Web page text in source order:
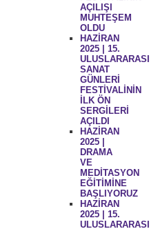
AÇILIŞI
MUHTEŞEM
OLDU
HAZİRAN
2025 | 15.
ULUSLARARASI
SANAT
GÜNLERİ
FESTİVALİNİN
İLK ÖN
SERGİLERİ
AÇILDI
HAZİRAN
2025 |
DRAMA
VE
MEDİTASYON
EĞİTİMİNE
BAŞLIYORUZ
HAZİRAN
2025 | 15.
ULUSLARARASI